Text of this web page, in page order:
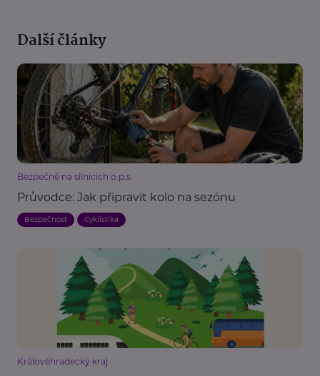
Další články
Bezpečně na silnicích o.p.s.
Průvodce: Jak připravit kolo na sezónu
Bezpečnost Cyklistika
Královéhradecký kraj